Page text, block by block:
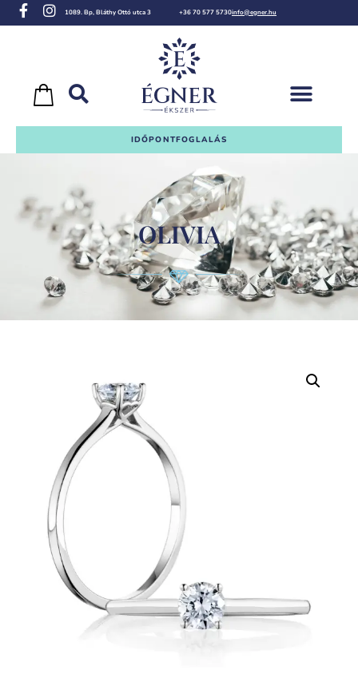
1089. Bp, Bláthy Ottó utca 3 +36 70 577 5730info@egner.hu
IDŐPONTFOGLALÁS
OLIVIA